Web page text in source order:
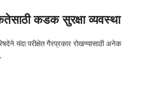
कडक सुरक्षा व्यवस्था
यंदा परीक्षेत गैरप्रकार रोखण्यासाठी अनेक